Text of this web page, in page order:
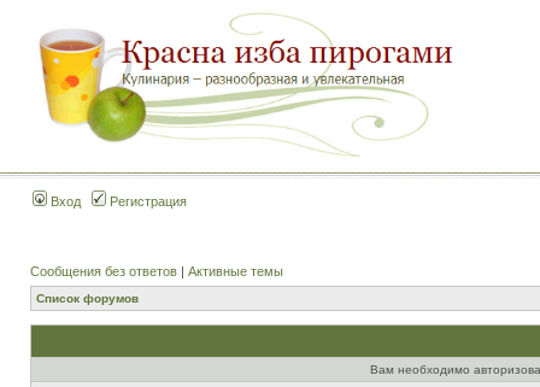
Вход Регистрация
Сообщения без ответов | Активные темы
Список форумов
Вам необходимо